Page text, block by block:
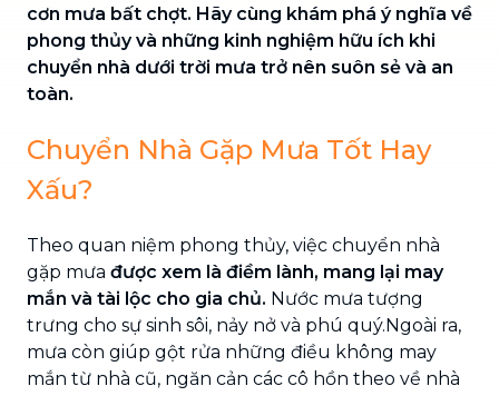
cơn mưa bất chợt. Hãy cùng khám phá ý nghĩa về
phong thủy và những kinh nghiệm hữu ích khi
chuyển nhà dưới trời mưa trở nên suôn sẻ và an
toàn.
Chuyển Nhà Gặp Mưa Tốt Hay
Xấu?
Theo quan niệm phong thủy, việc chuyển nhà
gặp mưa được xem là điềm lành, mang lại may
mắn và tài lộc cho gia chủ. Nước mưa tượng
trưng cho sự sinh sôi, nảy nở và phú quý.Ngoài ra,
mưa còn giúp gột rửa những điều không may
mắn từ nhà cũ, ngăn cản các cô hồn theo về nhà